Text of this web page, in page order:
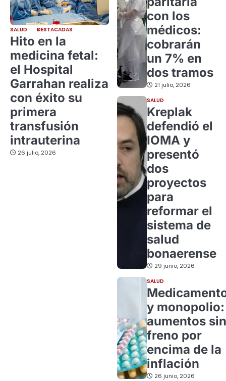
SALUD DESTACADAS
Hito en la
medicina fetal:
el Hospital
Garrahan realiza
con éxito su
primera
transfusión
intrauterina
26 julio, 2026
con los
médicos:
cobrarán
un 7% en
dos tramos
21 julio, 2026
SALUD
Kreplak
defendió el
IOMA y
presentó
dos
proyectos
para
reformar el
sistema de
salud
bonaerense
29 junio, 2026
SALUD
y monopolio:
aumentos sin
freno por
encima de la
inflación
26 junio, 2026